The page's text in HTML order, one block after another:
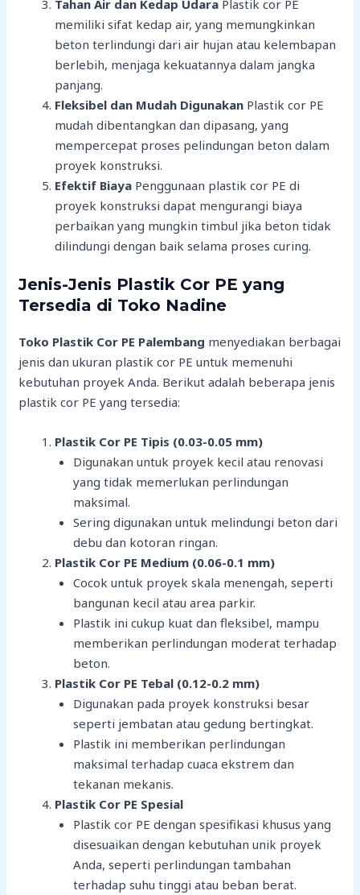
Tahan Air dan Kedap Udara Plastik cor PE
memiliki sifat kedap air, yang memungkinkan
beton terlindungi dari air hujan atau kelembapan
berlebih, menjaga kekuatannya dalam jangka
panjang.
Fleksibel dan Mudah Digunakan Plastik cor PE
mudah dibentangkan dan dipasang, yang
mempercepat proses pelindungan beton dalam
proyek konstruksi.
Efektif Biaya Penggunaan plastik cor PE di
proyek konstruksi dapat mengurangi biaya
perbaikan yang mungkin timbul jika beton tidak
dilindungi dengan baik selama proses curing.
Jenis-Jenis Plastik Cor PE yang
Tersedia di Toko Nadine
Toko Plastik Cor PE Palembang menyediakan berbagai
jenis dan ukuran plastik cor PE untuk memenuhi
kebutuhan proyek Anda. Berikut adalah beberapa jenis
plastik cor PE yang tersedia:
Plastik Cor PE Tipis (0.03-0.05 mm)
Digunakan untuk proyek kecil atau renovasi
yang tidak memerlukan perlindungan
maksimal.
Sering digunakan untuk melindungi beton dari
debu dan kotoran ringan.
Plastik Cor PE Medium (0.06-0.1 mm)
Cocok untuk proyek skala menengah, seperti
bangunan kecil atau area parkir.
Plastik ini cukup kuat dan fleksibel, mampu
memberikan perlindungan moderat terhadap
beton.
Plastik Cor PE Tebal (0.12-0.2 mm)
Digunakan pada proyek konstruksi besar
seperti jembatan atau gedung bertingkat.
Plastik ini memberikan perlindungan
maksimal terhadap cuaca ekstrem dan
tekanan mekanis.
Plastik Cor PE Spesial
Plastik cor PE dengan spesifikasi khusus yang
disesuaikan dengan kebutuhan unik proyek
Anda, seperti perlindungan tambahan
terhadap suhu tinggi atau beban berat.